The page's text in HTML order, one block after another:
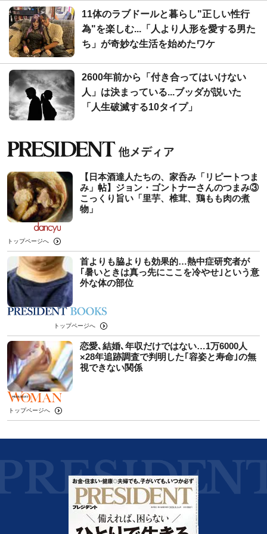
11体のラブドールと暮らし"正しい性行
為"を楽しむ...「人より人形を愛する男た
ち」が奇妙な生活を始めたワケ
2600年前から「付き合ってはいけない
人」は決まっている...ブッダが説いた
「人生破滅する10タイプ」
【日本酒達人たちの、家呑み「リピートつま
み」帖】ジョン・ゴントナーさんのつまみ③
こっくり旨い「里芋、椎茸、鶏もも肉の煮
物」
トップページへ
首よりも脇よりも効果的…熱中症研究者が
｢暑いときは真っ先にここを冷やせ｣という意
外な体の部位
トップページへ
恋愛､結婚､年収だけではない…1万6000人
×28年追跡調査で判明した｢容姿と寿命｣の無
視できない関係
トップページへ